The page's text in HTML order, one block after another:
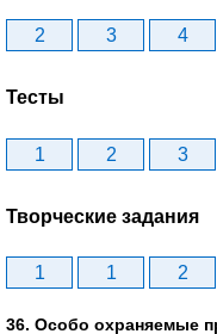
2 3 4
Тесты
1 2 3
Творческие задания
1 1 2
36. Особо охраняемые